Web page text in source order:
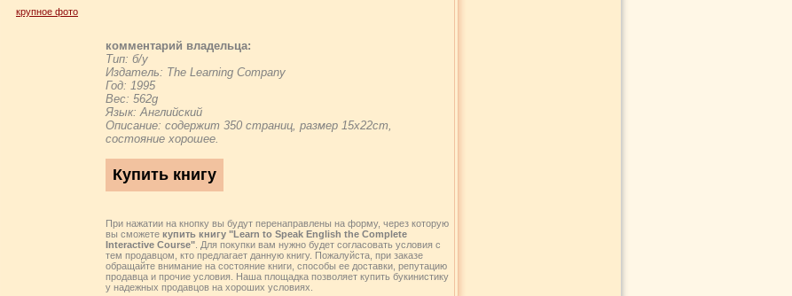
крупное фото
комментарий владельца:
Тип: б/у
Издатель: The Learning Company
Год: 1995
Вес: 562g
Язык: Английский
Описание: содержит 350 страниц, размер 15x22cm,
состояние хорошее.
При нажатии на кнопку вы будут перенаправлены на форму, через которую
вы сможете купить книгу "Learn to Speak English the Complete
Interactive Course" . Для покупки вам нужно будет согласовать условия с
тем продавцом, кто предлагает данную книгу. Пожалуйста, при заказе
обращайте внимание на состояние книги, способы ее доставки, репутацию
продавца и прочие условия. Наша площадка позволяет купить букинистику
у надежных продавцов на хороших условиях.